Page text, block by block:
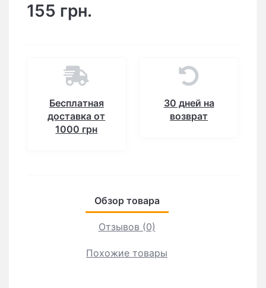
155 грн.
Бесплатная
доставка от
1000 грн
30 дней на
возврат
Обзор товара
Отзывов (0)
Похожие товары